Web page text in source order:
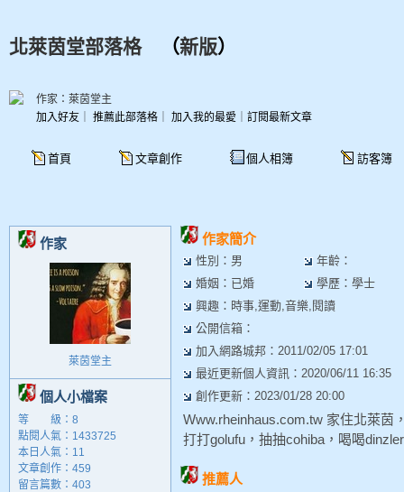
北萊茵堂部落格（新版）
首頁 文章創作 個人相簿 訪客簿
加入好友 推薦此部落格 加入我的最愛 訂閱最新文章
作家：萊茵堂主
作家
萊茵堂主
個人小檔案
等 級：8
點閱人氣：1433725
本日人氣：11
文章創作：459
留言篇數：403
作家簡介
性別：男
年齡：
婚姻：已婚
學歷：學士
興趣：時事,運動,音樂,閱讀
公開信箱：
加入網路城邦：2011/02/05 17:01
最近更新個人資訊：2020/06/11 16:35
創作更新：2023/01/28 20:00
Www.rheinhaus.com.tw 家住北萊茵
打打golufu，抽抽cohiba，喝喝
推薦人